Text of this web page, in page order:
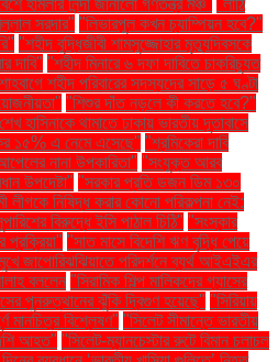
হামলার নিন্দা জানালো গণতন্ত্র মঞ্চ"
"লাঠি
সরদার" "লিভারপুল কখন চ্যাম্পিয়ন হবে?"
"শহীদ বুদ্ধিজীবী শামসুজ্জোহার মৃত্যুদিবসকে
দাবি" "শহীদ মিনারে ৬ দফা দাবিতে চাকরিচ্যুত
শহীদ পরিবারের সদস্যদের সাড়ে ৫ ঘণ্টা
"শিশুর দাঁত নড়লে কী করতে হবে?"
হাসিনাকে থামাতে ঢাকায় ভারতীয় দূতাবাসে
কর ১৫% এ নেমে এসেছে" "শ্রমিকেরা দাবি
নানা উপকারিতা" "সংযুক্ত আরব
উপদেষ্টা" "সরকার প্রতি ডজন ডিম ১৩০
লীগকে নিষিদ্ধ করার কোনো পরিকল্পনা নেই:
বিরুদ্ধে ইসি পাঠাল চিঠি" "সংস্কার
প্রক্রিয়া" "সাত মাসে বিদেশি ঋণ বৃদ্ধি পেয়ে
জাপোরিঝঝিয়াতে পরিদর্শনে ব্যর্থ আইএইএর
বললেন "সিরামিক শিল্প মালিকদের গ্যাসের
পুনরুত্থানের ঝুঁকি দ্বিগুণ হয়েছে" "সিরিয়ায়
মানচিত্র বিশ্লেষণ" "সিলেট সীমান্তে ভারতীয়
আহত" "সিলেট-ম্যানচেস্টার রুটে বিমান চলাচল